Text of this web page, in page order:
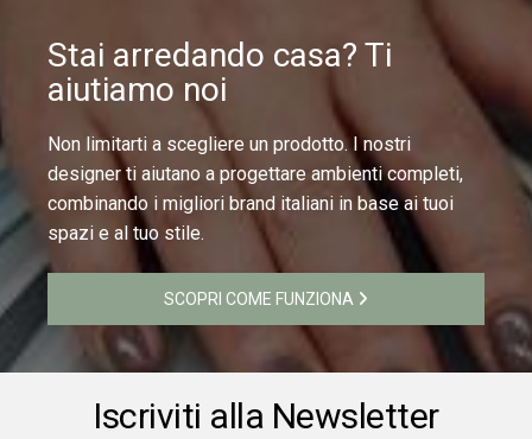
Stai arredando casa? Ti
aiutiamo noi
Non limitarti a scegliere un prodotto. I nostri
designer ti aiutano a progettare ambienti completi,
combinando i migliori brand italiani in base ai tuoi
spazi e al tuo stile.
SCOPRI COME FUNZIONA
Iscriviti alla Newsletter